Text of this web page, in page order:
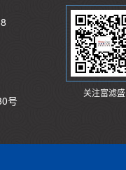
号
关注富滤盛